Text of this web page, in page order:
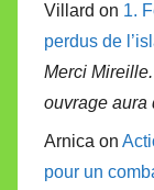
Villard on 1.
perdus de
Merci
ouvrage aura
Arnica on
pour un